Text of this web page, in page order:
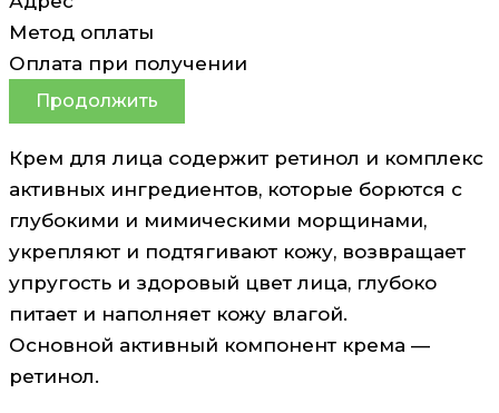
Метод оплаты
Оплата при получении
Продолжить
Крем для лица содержит ретинол и комплекс
активных ингредиентов, которые борются с
глубокими и мимическими морщинами,
укрепляют и подтягивают кожу, возвращает
упругость и здоровый цвет лица, глубоко
питает и наполняет кожу влагой.
Основной активный компонент крема —
ретинол.